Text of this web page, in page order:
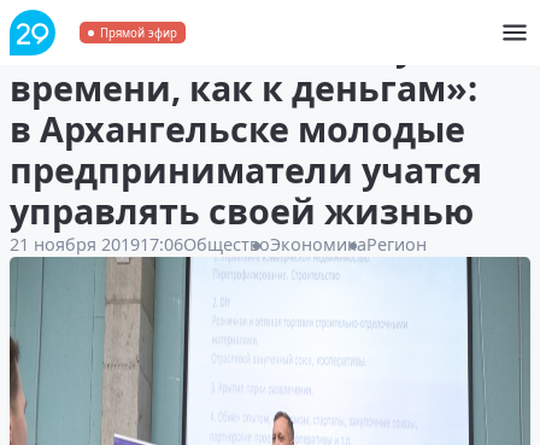
Прямой эфир
«Относитесь к своему
времени, как к деньгам»:
в Архангельске молодые
предприниматели учатся
управлять своей жизнью
21 ноября 201917:06ОбществоЭкономикаРегион